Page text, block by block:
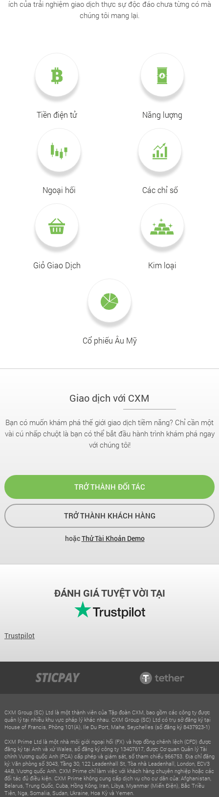
ích của trải nghiệm giao dịch thực sự độc đáo chưa từng có mà
chúng tôi mang lại.
Tiền điện tử Năng lượng
Ngoại hối Các chỉ số
Giỏ Giao Dịch Kim loại
Cổ phiếu Âu Mỹ
Giao dịch với CXM
Bạn có muốn khám phá thế giới giao dịch tiềm năng? Chỉ cần một
vài cú nhấp chuột là bạn có thể bắt đầu hành trình khám phá ngay
với chúng tôi!
TRỞ THÀNH ĐỐI TÁC
TRỞ THÀNH KHÁCH HÀNG
hoặcThử Tài Khoản Demo
ĐÁNH GIÁ TUYỆT VỜI TẠI
Trustpilot
CXM Group (SC) Ltd là một thành viên của Tập đoàn CXM, bao gồm các công ty được
quản lý tại nhiều khu vực pháp lý khác nhau. CXM Group (SC) Ltd có trụ sở đăng ký tại
House of Francis, Phòng 101(A), Ile Du Port, Mahe, Seychelles (số đăng ký 8437923-1)
CXM Prime Ltd là một nhà môi giới ngoại hối (FX) và hợp đồng chênh lệch (CFD) được
đăng ký tại Anh và xứ Wales, số đăng ký công ty 13407617, được Cơ quan Quản lý Tài
chính Vương quốc Anh (FCA) cấp phép và giám sát, số tham chiếu 966753. Địa chỉ đăng
ký: Văn phòng số 3043, Tầng 30, 122 Leadenhall St, Tòa nhà Leadenhall, London, ECV3
4AB, Vương quốc Anh. CXM Prime chỉ làm việc với khách hàng chuyên nghiệp hoặc các
đối tác đủ điều kiện. CXM Prime không cung cấp dịch vụ cho cư dân của: Afghanistan,
Belarus, Trung Quốc, Cuba, Hồng Kông, Iran, Libya, Myanmar (Miến Điện), Bắc Triều
Tiên, Nga, Somalia, Sudan, Ukraine, Hoa Kỳ và Yemen.